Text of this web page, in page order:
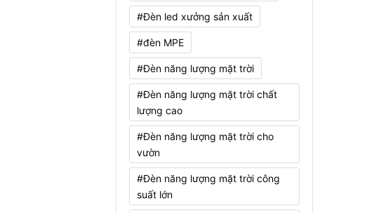
#Đèn led xưởng sản xuất
#đèn MPE
#Đèn năng lượng mặt trời
#Đèn năng lượng mặt trời chất
lượng cao
#Đèn năng lượng mặt trời cho
vườn
#Đèn năng lượng mặt trời công
suất lớn